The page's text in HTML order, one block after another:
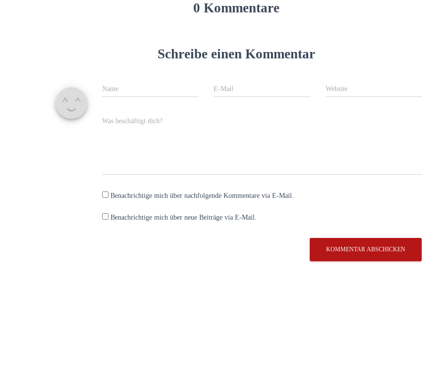
0 Kommentare
Schreibe einen Kommentar
Name E-Mail Website
Was beschäftigt dich?
Benachrichtige mich über nachfolgende Kommentare via E-Mail.
Benachrichtige mich über neue Beiträge via E-Mail.